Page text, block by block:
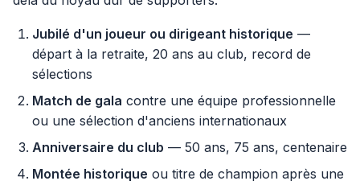
Jubilé d'un joueur ou dirigeant historique —
départ à la retraite, 20 ans au club, record de
sélections
Match de gala contre une équipe professionnelle
ou une sélection d'anciens internationaux
Anniversaire du club — 50 ans, 75 ans, centenaire
Montée historique ou titre de champion après une